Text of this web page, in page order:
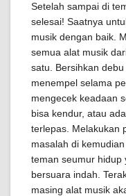
Setelah sampai di
selesai! Saatnya
musik dengan baik.
semua alat musik
satu. Bersihkan
menempel selama
mengecek keadaan
bisa kendur, atau
terlepas. Melakukan
masalah di
teman seumur hidup
bersuara indah.
masing alat musik